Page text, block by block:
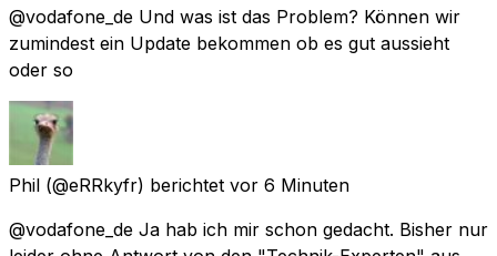
@vodafone_de Und was ist das Problem? Können wir
zumindest ein Update bekommen ob es gut aussieht
oder so
Phil (@eRRkyfr) berichtet vor 6 Minuten
@vodafone_de Ja hab ich mir schon gedacht. Bisher nur